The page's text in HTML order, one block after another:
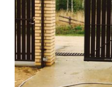
Комментарий к заказу